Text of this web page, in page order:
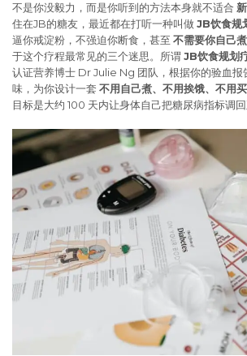
不是你没毅力，而是你听到的方法本身就不适合
住在JB的糖友，最近都在打听一种叫做 JB饮食规
逼你戒淀粉，不强迫你断食，甚至 不需要你自己煮
于这个疗程最常见的三个迷思。所谓JB饮食规划
认证营养博士 Dr Julie Ng 团队，根据你的验血报
味，为你设计一套 不用自己煮、不用挨饿、不用
目标是大约 100 天内让身体自己把糖尿病指标调回